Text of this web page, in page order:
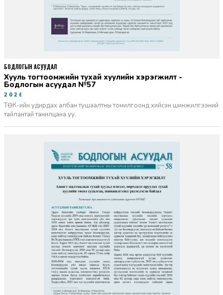
Хууль тогтоомжийн тухай хуулийн хэрэгжилт -
Бодлогын асуудал №57
2026-06-02
ТӨК-ийн удирдах албан тушаалтны томилгоонд хийсэн шинжилгээний
тайлантай танилцана уу.
БОДЛОГЫН АСУУДАЛ